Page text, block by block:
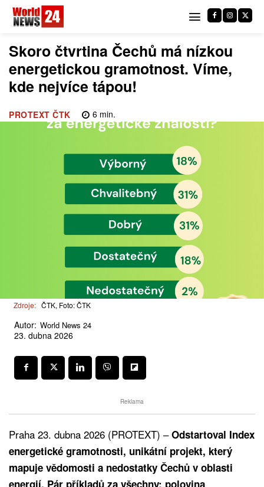
Skoro čtvrtina Čechů má nízkou
energetickou gramotnost. Víme,
kde nejvíce tápou!
PROTEXT ČTK 6min.
Zdroje: ČTK, Foto: ČTK
Autor: World News 24
23. dubna 2026
Reklama
Praha 23. dubna 2026 (PROTEXT) –Odstartoval Index
energetické gramotnosti, unikátní projekt, který
mapuje vědomosti a nedostatky Čechů v oblasti
energií. Pár příkladů za všechny: polovina